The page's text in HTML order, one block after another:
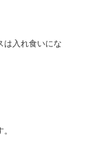
は入れ食いにな